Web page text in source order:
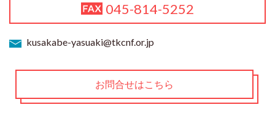
045-814-5252
kusakabe-yasuaki@tkcnf.or.jp
お問合せはこちら